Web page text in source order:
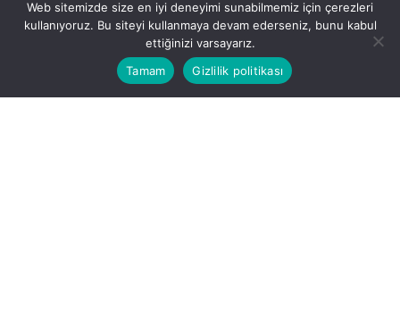
Telefon: +90(212) 248 19 36
info@erisymm.com
Web sitemizde size en iyi deneyimi sunabilmemiz için çerezleri
kullanıyoruz. Bu siteyi kullanmaya devam ederseniz, bunu kabul
ettiğinizi varsayarız.
Tamam
Gizlilik politikası